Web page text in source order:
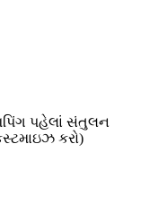
પહેલાં સંતુલન
કરો)